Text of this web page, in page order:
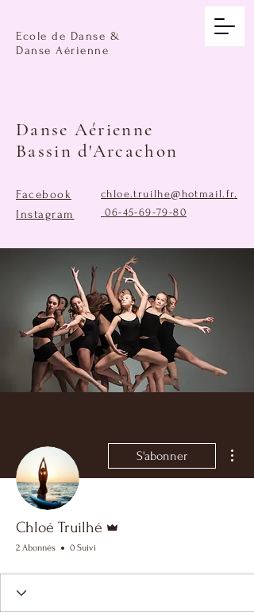
Ecole de Danse &
Danse Aérienne
Danse Aérienne
Bassin d'Arcachon
Facebook
Instagram
chloe.truilhe@hotmail.fr.
06-45-69-79-80
S'abonner
Chloé Truilhé
2 Abonnés 0 Suivi